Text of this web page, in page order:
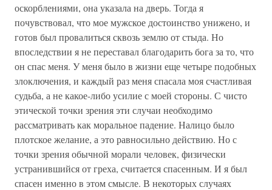
оскорблениями, она указала на дверь. Тогда я
почувствовал, что мое мужское достоинство унижено, и
готов был провалиться сквозь землю от стыда. Но
впоследствии я не переставал благодарить бога за то, что
он спас меня. У меня было в жизни еще четыре подобных
злоключения, и каждый раз меня спасала моя счастливая
судьба, а не какое-либо усилие с моей стороны. С чисто
этической точки зрения эти случаи необходимо
рассматривать как моральное падение. Налицо было
плотское желание, а это равносильно действию. Но с
точки зрения обычной морали человек, физически
устранившийся от греха, считается спасенным. И я был
спасен именно в этом смысле. В некоторых случаях